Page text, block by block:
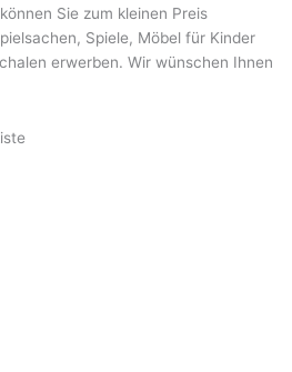
können Sie zum kleinen Preis
Spiele, Möbel für Kinder
erwerben. Wir wünschen Ihnen